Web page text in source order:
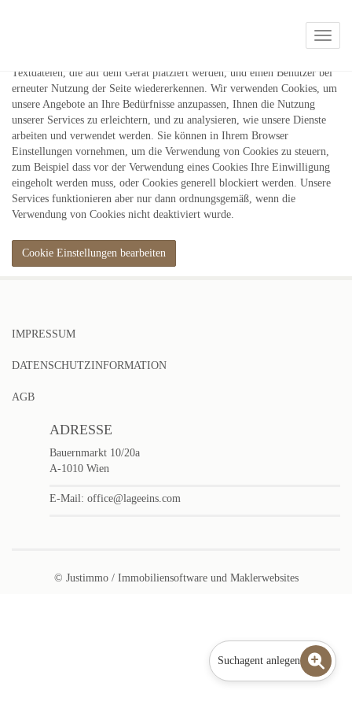
Hinweis zur Nutzung von Cookies
Textdateien, die auf dem Gerät platziert werden, und einen Benutzer bei
erneuter Nutzung der Seite wiedererkennen. Wir verwenden Cookies, um
unsere Angebote an Ihre Bedürfnisse anzupassen, Ihnen die Nutzung
unserer Services zu erleichtern, und zu analysieren, wie unsere Dienste
arbeiten und verwendet werden. Sie können in Ihrem Browser
Einstellungen vornehmen, um die Verwendung von Cookies zu steuern,
zum Beispiel dass vor der Verwendung eines Cookies Ihre Einwilligung
eingeholt werden muss, oder Cookies generell blockiert werden. Unsere
Services funktionieren aber nur dann ordnungsgemäß, wenn die
Verwendung von Cookies nicht deaktiviert wurde.
Cookie Einstellungen bearbeiten
IMPRESSUM
DATENSCHUTZINFORMATION
AGB
ADRESSE
Bauernmarkt 10/20a
A-1010 Wien
E-Mail: office@lageeins.com
© Justimmo / Immobiliensoftwareund Maklerwebsites
Suchagent anlegen